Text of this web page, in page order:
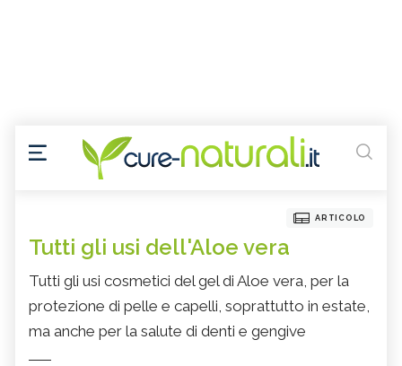
ARTICOLO
Tutti gli usi dell'Aloe vera
Tutti gli usi cosmetici del gel di Aloe vera, per la
protezione di pelle e capelli, soprattutto in estate,
ma anche per la salute di denti e gengive